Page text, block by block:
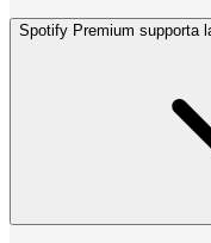
Spotify Premium supporta